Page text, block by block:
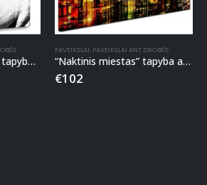
“Baltas arabų žirgas” tapyba ant drobės
PAVEIKSLAI, PAVEIKSLAI ANT DROBĖS
“Naktinis miestas” tapyba ant drobės
€102